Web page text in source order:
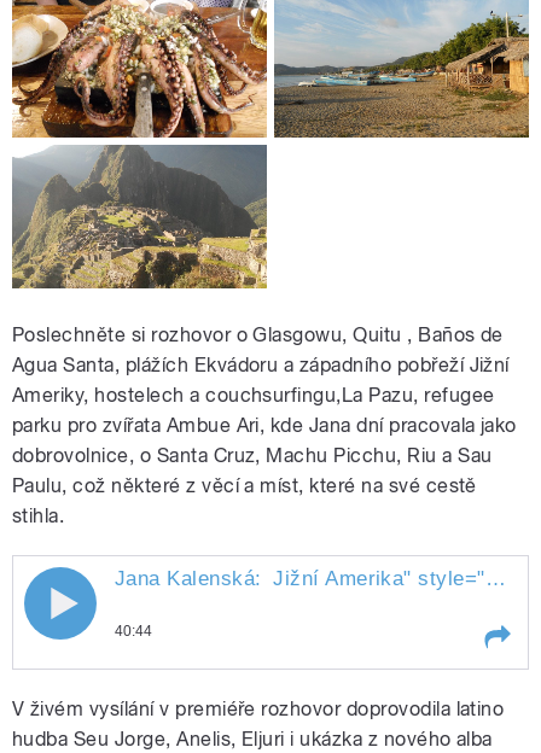
Poslechněte si rozhovor o Glasgowu, Quitu , Baños de
Agua Santa, plážích Ekvádoru a západního pobřeží Jižní
Ameriky, hostelech a couchsurfingu,La Pazu, refugee
parku pro zvířata Ambue Ari, kde Jana dní pracovala jako
dobrovolnice, o Santa Cruz, Machu Picchu, Riu a Sau
Paulu, což některé z věcí a míst, které na své cestě
stihla.
Jana Kalenská: Jižní Amerika
Jana Kalenská: Jižní Amerika" style="">
40:44
V živém vysílání v premiéře rozhovor doprovodila latino
hudba Seu Jorge, Anelis, Eljuri i ukázka z nového alba